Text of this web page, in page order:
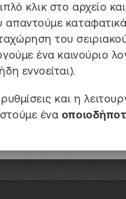
κλικ στο αρχείο
του
ένα καινούριο
εννοείται).
και η
ένα